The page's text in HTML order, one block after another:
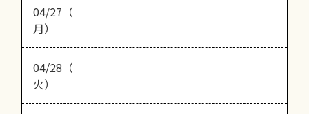
04/27（
月）
04/28（
火）